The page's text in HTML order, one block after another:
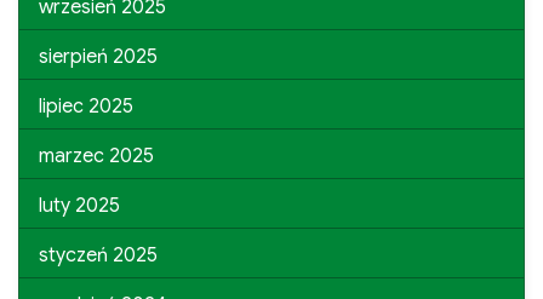
wrzesień 2025
sierpień 2025
lipiec 2025
marzec 2025
luty 2025
styczeń 2025